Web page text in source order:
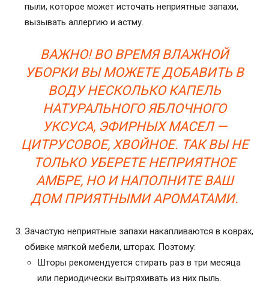
пыли, которое может источать неприятные запахи,
вызывать аллергию и астму.
ВАЖНО! ВО ВРЕМЯ ВЛАЖНОЙ
УБОРКИ ВЫ МОЖЕТЕ ДОБАВИТЬ В
ВОДУ НЕСКОЛЬКО КАПЕЛЬ
НАТУРАЛЬНОГО ЯБЛОЧНОГО
УКСУСА, ЭФИРНЫХ МАСЕЛ —
ЦИТРУСОВОЕ, ХВОЙНОЕ. ТАК ВЫ НЕ
ТОЛЬКО УБЕРЕТЕ НЕПРИЯТНОЕ
АМБРЕ, НО И НАПОЛНИТЕ ВАШ
ДОМ ПРИЯТНЫМИ АРОМАТАМИ.
Зачастую неприятные запахи накапливаются в коврах,
обивке мягкой мебели, шторах. Поэтому:
Шторы рекомендуется стирать раз в три месяца
или периодически вытряхивать из них пыль.